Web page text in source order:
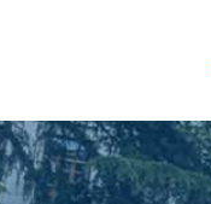
სახელობის თბილისის
სახელმწიფო